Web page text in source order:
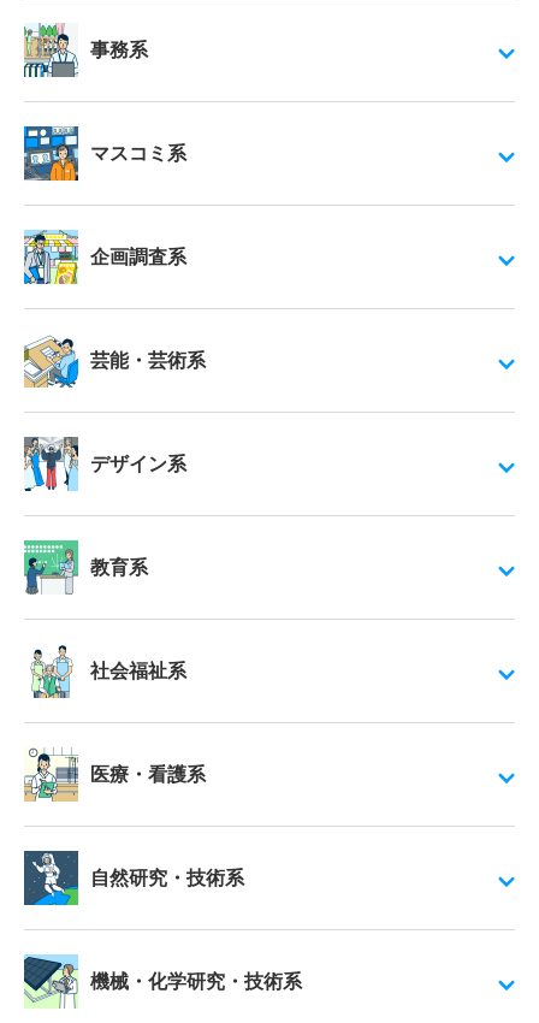
事務系
マスコミ系
企画調査系
芸能・芸術系
デザイン系
教育系
社会福祉系
医療・看護系
自然研究・技術系
機械・化学研究・技術系